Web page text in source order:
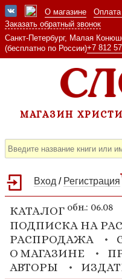
О магазине Оплата
Заказать обратный звонок
Санкт-Петербург, Малая
(бесплатно по России)+7 812
МАГАЗИН
Вход / Регистрация
КАТАЛОГ обн.: 06.08
ПОДПИСКА НА
РАСПРОДАЖА
О МАГАЗИНЕ
АВТОРЫ